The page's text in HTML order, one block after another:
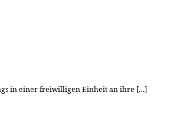
in einer freiwilligen Einheit an ihre […]